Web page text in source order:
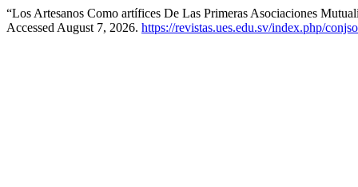
“Los Artesanos Como artífices De Las Primeras Asociaciones
Accessed August 7, 2026. https://revistas.ues.edu.sv/index.php/